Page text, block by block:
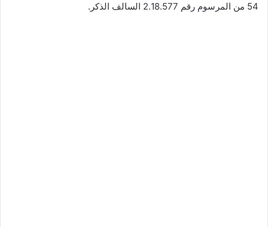
54 من المرسوم رقم 2.18.577 السالف الذكر.